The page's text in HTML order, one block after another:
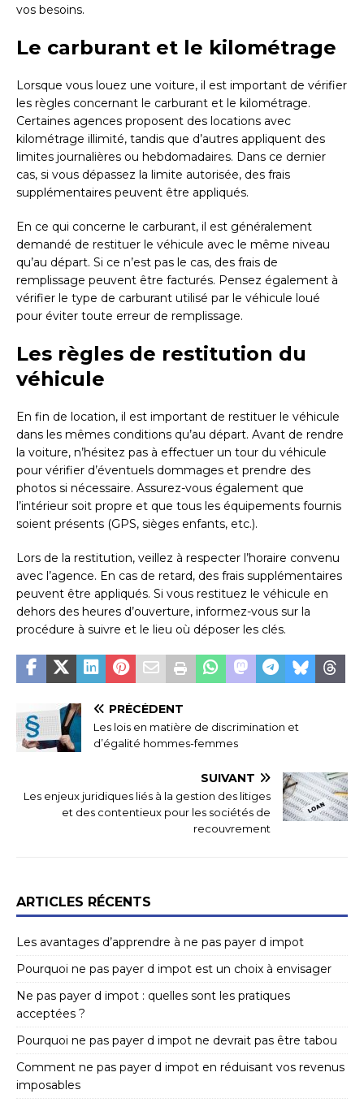
vos besoins.
Le carburant et le kilométrage
Lorsque vous louez une voiture, il est important de vérifier
les règles concernant le carburant et le kilométrage.
Certaines agences proposent des locations avec
kilométrage illimité, tandis que d’autres appliquent des
limites journalières ou hebdomadaires. Dans ce dernier
cas, si vous dépassez la limite autorisée, des frais
supplémentaires peuvent être appliqués.
En ce qui concerne le carburant, il est généralement
demandé de restituer le véhicule avec le même niveau
qu’au départ. Si ce n’est pas le cas, des frais de
remplissage peuvent être facturés. Pensez également à
vérifier le type de carburant utilisé par le véhicule loué
pour éviter toute erreur de remplissage.
Les règles de restitution du
véhicule
En fin de location, il est important de restituer le véhicule
dans les mêmes conditions qu’au départ. Avant de rendre
la voiture, n’hésitez pas à effectuer un tour du véhicule
pour vérifier d’éventuels dommages et prendre des
photos si nécessaire. Assurez-vous également que
l’intérieur soit propre et que tous les équipements fournis
soient présents (GPS, sièges enfants, etc.).
Lors de la restitution, veillez à respecter l’horaire convenu
avec l’agence. En cas de retard, des frais supplémentaires
peuvent être appliqués. Si vous restituez le véhicule en
dehors des heures d’ouverture, informez-vous sur la
procédure à suivre et le lieu où déposer les clés.
PRÉCÉDENT
Les lois en matière de discrimination et
d’égalité hommes-femmes
SUIVANT
Les enjeux juridiques liés à la gestion des litiges
et des contentieux pour les sociétés de
recouvrement
ARTICLES RÉCENTS
Les avantages d’apprendre à ne pas payer d impot
Pourquoi ne pas payer d impot est un choix à envisager
Ne pas payer d impot : quelles sont les pratiques
acceptées ?
Pourquoi ne pas payer d impot ne devrait pas être tabou
Comment ne pas payer d impot en réduisant vos revenus
imposables